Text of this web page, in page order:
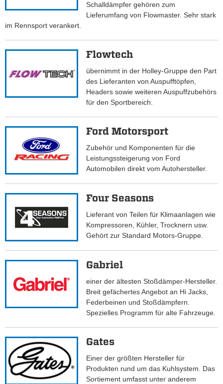
Schalldämpfer gehören zum
Lieferumfang von Flowmaster. Sehr stark
im Rennsport verankert.
Flowtech
übernimmt in der Holley-Gruppe den Part
des Lieferanten von Auspufftöpfen,
Headers sowie weiteren Auspuffzubehörs
für den Sportbereich.
Ford Motorsport
Zubehör und Komponenten für die
Leistungssteigerung von Ford
Automobilen direkt vom Autohersteller.
Four Seasons
Lieferant von Teilen für Klimaanlagen wie
Kompressoren, Kühler, Trocknern usw.
Gehört zur Standard Motors-Gruppe.
Gabriel
einer der ältesten Stoßdämper-Hersteller.
Breit gefächertes Angebot an Hi Jacks,
Federbeinen und Stoßdämpfern.
Spezielles Programm für alte Fahrzeuge.
Gates
Einer der größten Hersteller für
Produkten rund um das Kuhlsystem. Das
Sortiement umfasst unter anderem